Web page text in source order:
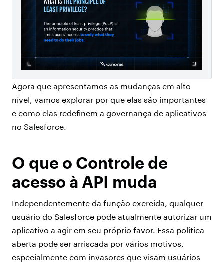
Agora que apresentamos as mudanças em alto
nível, vamos explorar por que elas são importantes
e como elas redefinem a governança de aplicativos
no Salesforce.
O que o Controle de
acesso à API muda
Independentemente da função exercida, qualquer
usuário do Salesforce pode atualmente autorizar um
aplicativo a agir em seu próprio favor. Essa política
aberta pode ser arriscada por vários motivos,
especialmente com invasores que visam usuários